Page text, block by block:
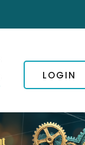
LOGIN